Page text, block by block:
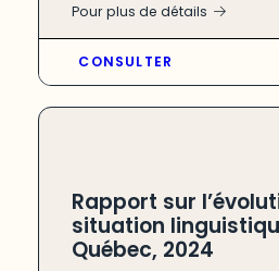
Pour plus de détails
CONSULTER
Rapport sur
situation
Québec, 2024